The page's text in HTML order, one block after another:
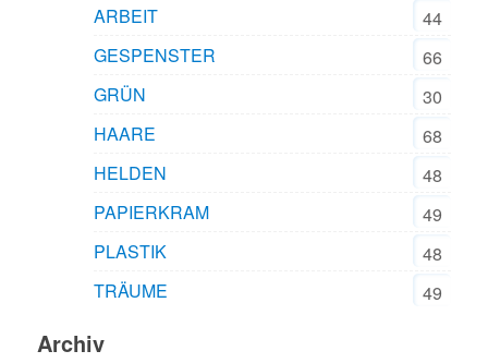
ARBEIT
44
GESPENSTER
66
GRÜN
30
HAARE
68
HELDEN
48
PAPIERKRAM
49
PLASTIK
48
TRÄUME
49
Archiv